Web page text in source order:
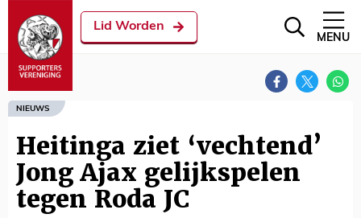
Lid Worden
MENU
NIEUWS
Heitinga ziet ‘vechtend’
Jong Ajax gelijkspelen
tegen Roda JC